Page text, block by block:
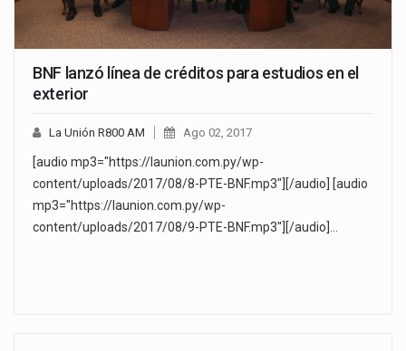
BNF lanzó línea de créditos para estudios en el
exterior
La Unión R800 AM Ago 02, 2017
[audio mp3="https://launion.com.py/wp-
content/uploads/2017/08/8-PTE-BNF.mp3"][/audio] [audio
mp3="https://launion.com.py/wp-
content/uploads/2017/08/9-PTE-BNF.mp3"][/audio]…